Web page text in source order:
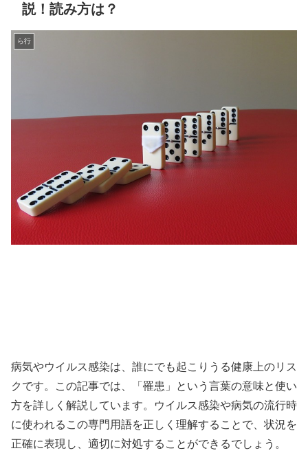
説！読み方は？
ら行
病気やウイルス感染は、誰にでも起こりうる健康上のリス
クです。この記事では、「罹患」という言葉の意味と使い
方を詳しく解説しています。ウイルス感染や病気の流行時
に使われるこの専門用語を正しく理解することで、状況を
正確に表現し、適切に対処することができるでしょう。